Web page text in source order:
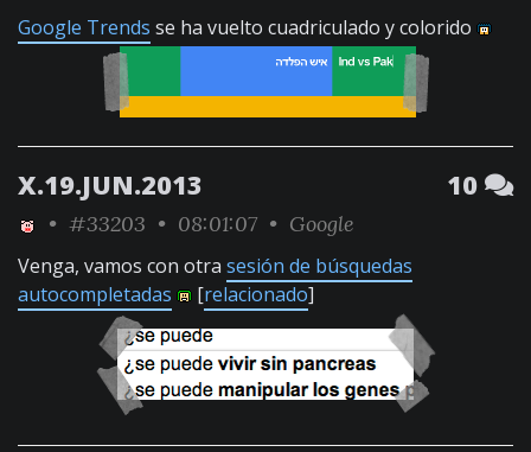
Google Trends se ha vuelto cuadriculado y colorido
X.19.JUN.2013 10
• #33203 • 08:01:07 • Google
Venga, vamos con otra sesión de búsquedas
autocompletadas
[relacionado]